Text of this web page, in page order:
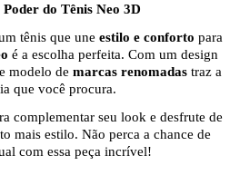
do Tênis Neo 3D
tênis que une estilo e conforto para
é a escolha perfeita. Com um design
modelo de marcas renomadas traz a
que você procura.
complementar seu look e desfrute de
mais estilo. Não perca a chance de
com essa peça incrível!